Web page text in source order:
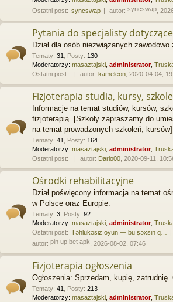
Ostatni post: syncswap autor: syncswap ,
Pytania do specjalisty
Dział dla osób niezwiązanych
Tematy: 31 Posty: 130
Moderatorzy: masaztajski administrator,
Ostatni post:
autor: kameleon , 2020-04-04,
Fizjoterapia studia, kursy,
Informacje na temat studiów, kursów,
fizjoterapią. [Szkoły zapraszamy do
na temat prowadzonych szkoleń, kursów]
Tematy: 41 Posty: 164
Moderatorzy: masaztajski administrator,
Ostatni post:
autor: Dario00 , 2020-09-11,
Ośrodki rehabilitacyjne
Dział poświęcony informacja na temat
w Polsce oraz Europie.
Tematy: 3 Posty: 92
Moderatorzy: masaztajski administrator,
Ostatni post: Təhlükəsiz oyun — bu şəxsin q…
autor: pin up bet apk , 2026-08-02, 07:46
Fizjoterapia ogłoszenia
Ogłoszenia: Sprzedam, kupię, zatrudnię.
Tematy: 41 Posty: 213
Moderatorzy: masaztajski administrator,